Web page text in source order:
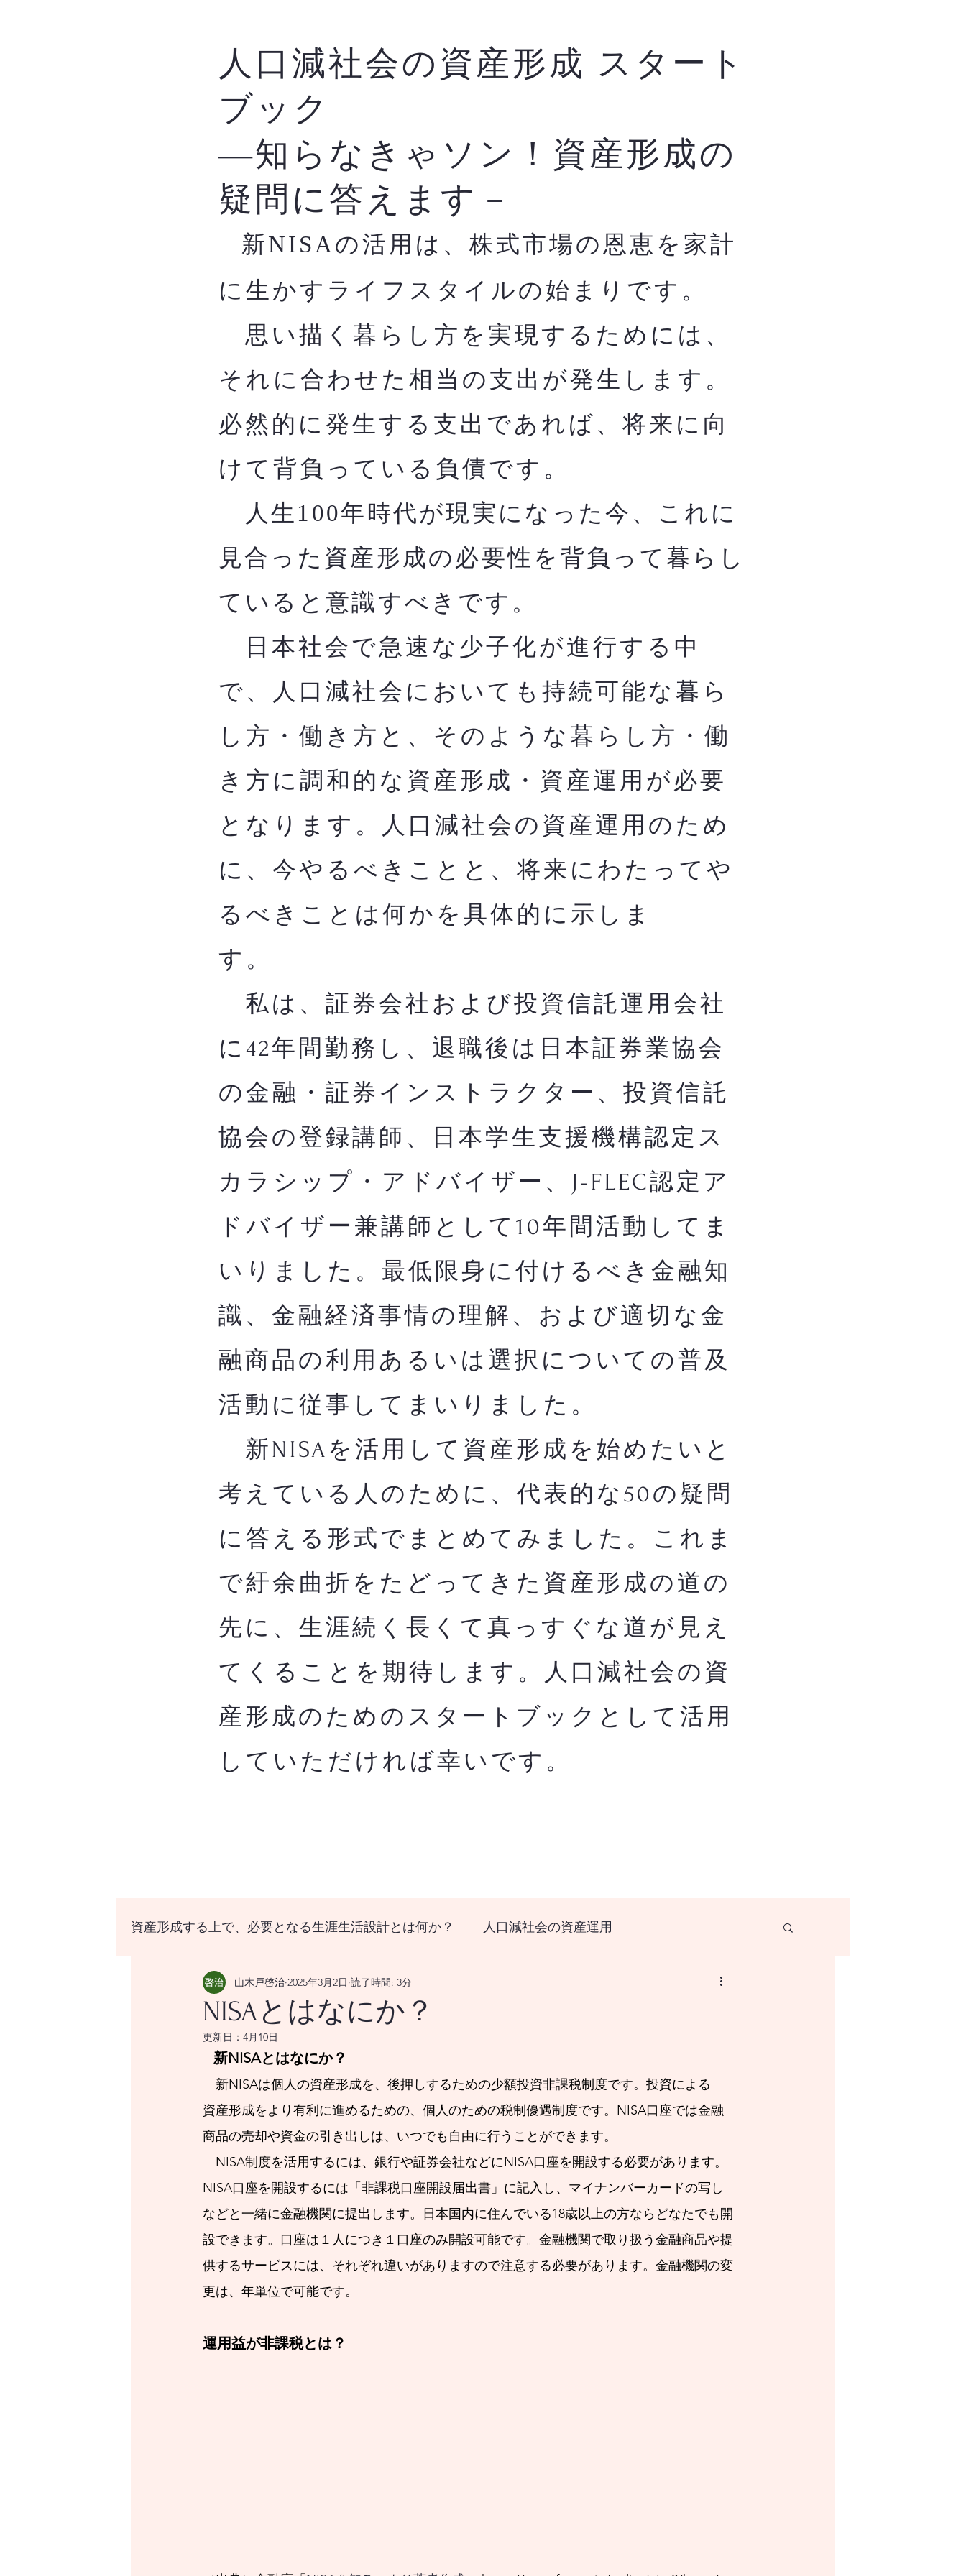
人口減社会の資産形成 スタート
ブック
―知らなきゃソン！資産形成の
疑問に答えます－
新NISAの活用は、株式市場の恩恵を家計
に生かすライフスタイルの始まりです。
思い描く暮らし方を実現するためには、
それに合わせた相当の支出が発生します。
必然的に発生する支出であれば、将来に向
けて背負っている負債です。
人生100年時代が現実になった今、これに
見合った資産形成の必要性を背負って暮らし
ていると意識すべきです。
日本社会で急速な少子化が進行する中
で、人口減社会においても持続可能な暮ら
し方・働き方と、そのような暮らし方・働
き方に調和的な資産形成・資産運用が必要
となります。人口減社会の資産運用のため
に、今やるべきことと、将来にわたってや
るべきことは何かを​具体的に示しま
す。
私は、証券会社および投資信託運用会社
に42年間勤務し、退職後は日本証券業協会
の金融・証券インストラクター、投資信託
協会の登録講師、日本学生支援機構認定ス
カラシップ・アドバイザー、J-FLEC認定ア
ドバイザー兼講師として10年間活動してま
いりました。最低限身に付けるべき金融知
識、金融経済事情の理解、および適切な金
融商品の利用あるいは選択についての普及
活動に従事してまいりました。
新NISAを活用して資産形成を始めたいと
考えている人のために、代表的な50の疑問
に答える形式でまとめてみました。これま
で紆余曲折をたどってきた資産形成の道の
先に、生涯続く長くて真っすぐな道が見え
てくることを期待します。人口減社会の資
産形成のためのスタートブックとして活用
していただければ幸いです。
資産形成する上で、必要となる生涯生活設計とは何か？ 人口減社会の資産運用
資産形成する上で、必要となる生涯生活設計とは？
はじめての資産形成、なにをどうすれば良いのか？
世界経済のけん引となるアメリカの政策変更は、資産市場並びに 景気循環を
世界経済のけん引となるアメリカの政策変更は、資産市場を 通じてどのよう
NISAとはなにか？
山木戸啓治 2025年3月2日 読了時間: 3分
更新日： 4月10日
新NISAとはなにか？
新NISAは個人の資産形成を、後押しするための少額投資非課税制度です。投資による
資産形成をより有利に進めるための、個人のための税制優遇制度です。NISA口座では金融
商品の売却や資金の引き出しは、いつでも自由に行うことができます。
NISA制度を活用するには、銀行や証券会社などにNISA口座を開設する必要があります。
NISA口座を開設するには「非課税口座開設届出書」に記入し、マイナンバーカードの写し
などと一緒に金融機関に提出します。
日本国内に住んでいる18歳以上の方ならどなたでも開
設できます。口座は１人につき１口座のみ開設可能です。金融機関で取り扱う金融商品や提
供するサービスには、それぞれ違いがありますので注意する必要があります。金融機関の変
更は、年単位で可能です。
運用益が非課税とは？